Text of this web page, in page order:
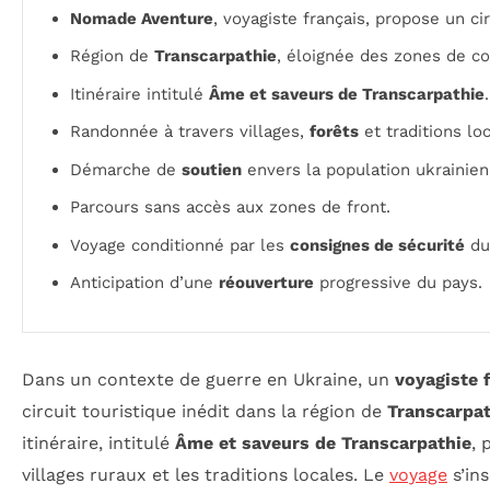
Nomade Aventure, voyagiste français, propose un
Région de Transcarpathie, éloignée des zones de
Itinéraire intitulé Âme et saveurs de Transcarpathie.
Randonnée à travers villages, forêts et traditions
Démarche de soutien envers la population
Parcours sans accès aux zones de front.
Voyage conditionné par les consignes de sécurité
Anticipation d’une réouverture progressive du pays.
Dans un contexte de guerre en Ukraine, un voyagiste
circuit touristique inédit dans la région de
itinéraire, intitulé Âme et saveurs de Transcarpathie,
villages ruraux et les traditions locales. Le voyage